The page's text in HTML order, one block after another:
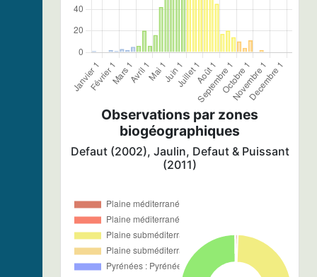
Observations par zones
biogéographiques
Defaut (2002), Jaulin, Defaut & Puissant
(2011)